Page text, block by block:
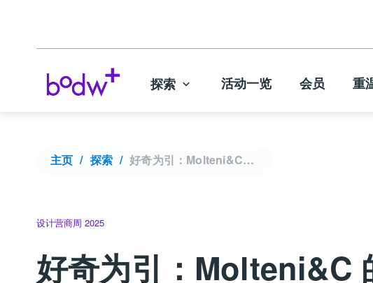
探索 活动一览 会员 重
主页 探索 好奇为引：Molteni&C 的传承、创新与全球视野 | 设计营商周 2025
设计营商周 2025
好奇为引：Molteni&C